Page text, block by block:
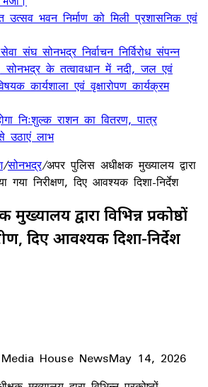
भवन निर्माण को मिली प्रशासनिक एवं
संघ सोनभद्र निर्वाचन निर्विरोध संपन्न
सोनभद्र के तत्वावधान में नदी, जल एवं
कार्यशाला एवं वृक्षारोपण कार्यक्रम
निःशुल्क राशन का वितरण, पात्र
उठाएं लाभ
/सोनभद्र/अपर पुलिस अधीक्षक मुख्यालय द्वारा
गया निरीक्षण, दिए आवश्यक दिशा-निर्देश
द्वारा विभिन्न प्रकोष्ठों
दिए आवश्यक दिशा-निर्देश
Media House NewsMay 14, 2026